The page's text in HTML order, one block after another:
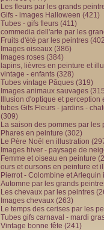
Les fleurs par les grands
Gifs - images Halloween (421)
Tubes - gifs fleurs (411)
commedia dell'arte par les
Fruits d'été par les peintres
Images oiseaux (386)
Images roses (384)
lapins, lièvres en peinture et
vintage - enfants (328)
Tubes vintage Pâques (319)
Images animaux sauvages
Illusion d'optique et perception
tubes Gifs Fleurs - jardins -
(309)
La saison des pommes par les
Phares en peinture (302)
Le Père Noël en illustration
Images hiver - paysage de
Femme et oiseau en peinture
ours et oursons en peinture et
Pierrot - Colombine et Arlequin
Automne par les grands
Les chevaux par les peintres
Images chevaux (263)
Le temps des cerises par les
Tubes gifs carnaval - mardi
Vintage bonne fête (241)